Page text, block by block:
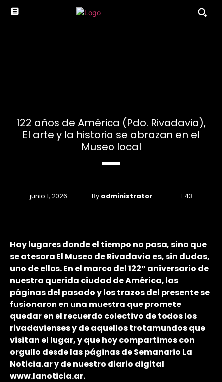
122 años de América (Pdo. Rivadavia),
El arte y la historia se abrazan en el
Museo local
junio 1, 2026 By administrator 43
Hay lugares donde el tiempo no pasa, sino que
se atesora El Museo de Rivadavia es, sin dudas,
uno de ellos. En el marco del 122° aniversario de
nuestra querida ciudad de América, las
páginas del pasado y los trazos del presente se
fusionaron en una muestra que promete
quedar en el recuerdo colectivo de todos los
rivadavienses y de aquellos trotamundos que
visitan el lugar, y que hoy compartimos con
orgullo desde las páginas de Semanario La
Noticia.ar y de nuestro diario digital
www.lanoticia.ar.